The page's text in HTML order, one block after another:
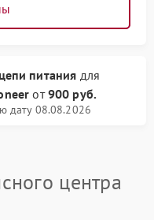
питания для
от900 руб.
дату 08.08.2026
центра